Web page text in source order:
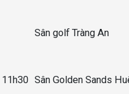
Sân golf Tràng An
11h30 Sân Golden Sands